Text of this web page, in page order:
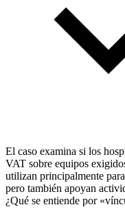
El caso examina si los
VAT sobre equipos
utilizan principalmente
pero también apoyan
¿Qué se entiende por